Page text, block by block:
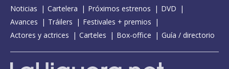
Noticias Cartelera Próximos estrenos
DVD
Avances
Tráilers
Festivales + premios
Actores y actrices
Carteles Box-office Guía / directorio